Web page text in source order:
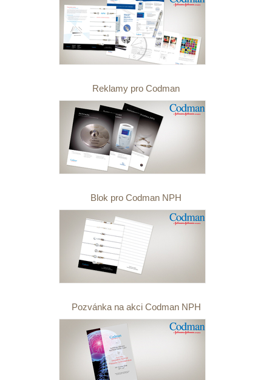
Reklamy pro Codman
Blok pro Codman NPH
Pozvánka na akci Codman NPH